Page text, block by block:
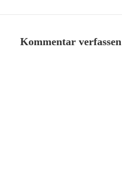
Kommentar verfassen